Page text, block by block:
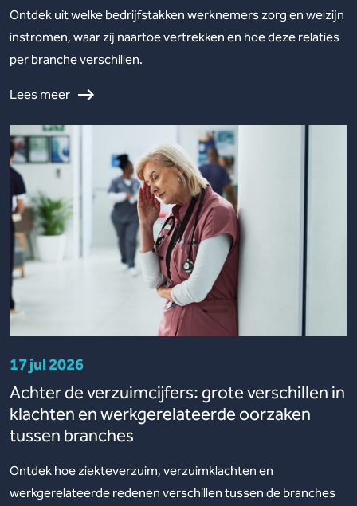
Ontdek uit welke bedrijfstakken werknemers zorg en welzijn
instromen, waar zij naartoe vertrekken en hoe deze relaties
per branche verschillen.
Lees meer
17 jul 2026
Achter de verzuimcijfers: grote verschillen in
klachten en werkgerelateerde oorzaken
tussen branches
Ontdek hoe ziekteverzuim, verzuimklachten en
werkgerelateerde redenen verschillen tussen de branches